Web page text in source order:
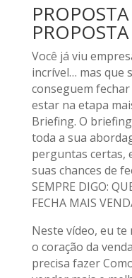
Você já viu
incrível… mas que
conseguem
estar na etapa
Briefing. O
toda a sua
perguntas certas,
suas chances de
SEMPRE DIGO:
FECHA MAIS
Neste vídeo, eu
o coração da
precisa fazer